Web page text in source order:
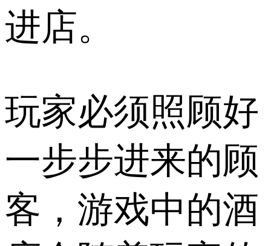
进店。
玩家必须照顾好
一步步进来的顾
客，游戏中的酒